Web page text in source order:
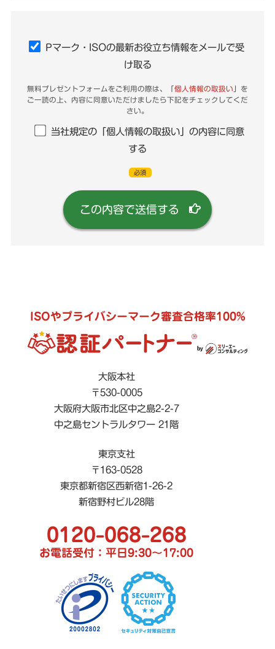
Pマーク・ISOの最新お役立ち情報をメールで受
け取る
無料プレゼントフォームをご利用の際は、「個人情報の取扱い 」を
ご一読の上、 内容に同意いただけましたら下記をチェックしてくだ
さい。
当社規定の「個人情報の取扱い」の内容に同意
する
必須
ISOやプライバシーマーク審査合格率100%
大阪本社
〒530-0005
大阪府大阪市北区中之島2-2-7
中之島セントラルタワー 21階
東京支社
〒163-0528
東京都新宿区西新宿1-26-2
新宿野村ビル28階
0120-068-268
お電話受付：平日9:30〜17:00